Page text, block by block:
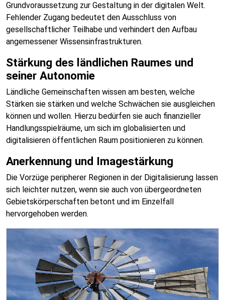
Grundvoraussetzung zur Gestaltung in der digitalen Welt.
Fehlender Zugang bedeutet den Ausschluss von
gesellschaftlicher Teilhabe und verhindert den Aufbau
angemessener Wissensinfrastrukturen.
Stärkung des ländlichen Raumes und
seiner Autonomie
Ländliche Gemeinschaften wissen am besten, welche
Stärken sie stärken und welche Schwächen sie ausgleichen
können und wollen. Hierzu bedürfen sie auch finanzieller
Handlungsspielräume, um sich im globalisierten und
digitalisieren öffentlichen Raum positionieren zu können.
Anerkennung und Imagestärkung
Die Vorzüge peripherer Regionen in der Digitalisierung lassen
sich leichter nutzen, wenn sie auch von übergeordneten
Gebietskörperschaften betont und im Einzelfall
hervorgehoben werden.